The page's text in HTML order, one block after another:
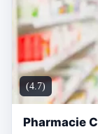
(4.7)
Pharmacie